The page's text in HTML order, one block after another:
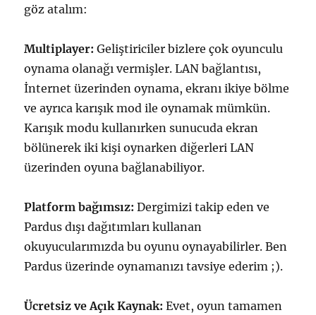
göz atalım:
Multiplayer: Geliştiriciler bizlere çok oyunculu
oynama olanağı vermişler. LAN bağlantısı,
İnternet üzerinden oynama, ekranı ikiye bölme
ve ayrıca karışık mod ile oynamak mümkün.
Karışık modu kullanırken sunucuda ekran
bölünerek iki kişi oynarken diğerleri LAN
üzerinden oyuna bağlanabiliyor.
Platform bağımsız: Dergimizi takip eden ve
Pardus dışı dağıtımları kullanan
okuyucularımızda bu oyunu oynayabilirler. Ben
Pardus üzerinde oynamanızı tavsiye ederim ;).
Ücretsiz ve Açık Kaynak: Evet, oyun tamamen